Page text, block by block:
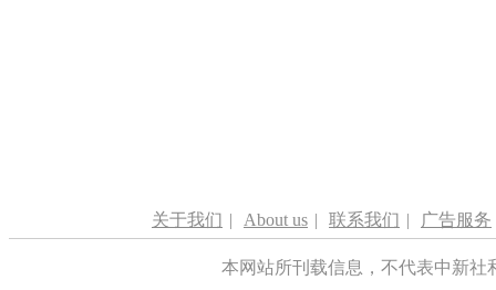
关于我们 | About us | 联系我们 | 广告服务
本网站所刊载信息，不代表中新